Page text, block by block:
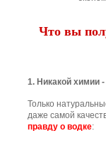
Что вы
1. Никакой химии
Только
даже самой
правду о водке: